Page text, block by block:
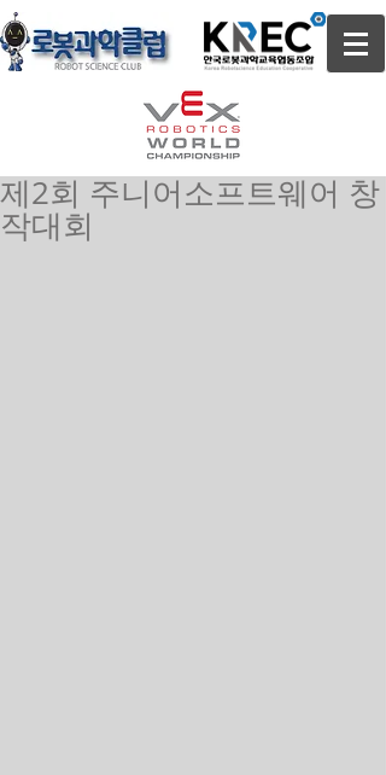
제2회 주니어소프트웨어 창
작대회